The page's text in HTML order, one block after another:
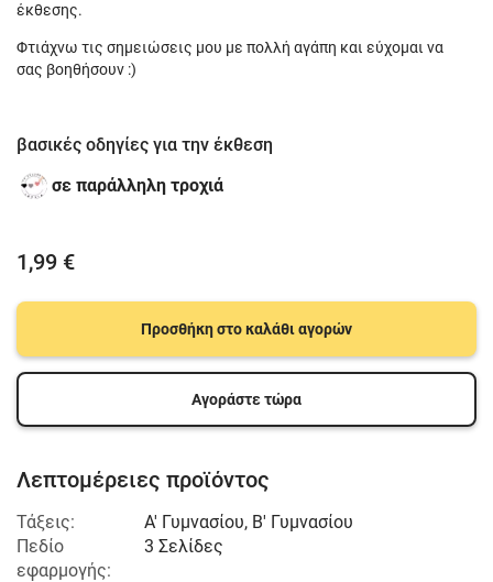
έκθεσης.
Φτιάχνω τις σημειώσεις μου με πολλή αγάπη και εύχομαι να
σας βοηθήσουν :)
βασικές οδηγίες για την έκθεση
σε παράλληλη τροχιά
1,99 €
Προσθήκη στο καλάθι αγορών
Αγοράστε τώρα
Λεπτομέρειες προϊόντος
Τάξεις: Α' Γυμνασίου, Β' Γυμνασίου
Πεδίο
εφαρμογής:
3 Σελίδες